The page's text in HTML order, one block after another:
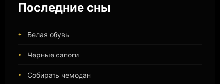
Последние сны
Белая обувь
Черные сапоги
Собирать чемодан